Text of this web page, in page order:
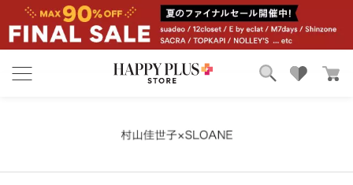
お気に入り